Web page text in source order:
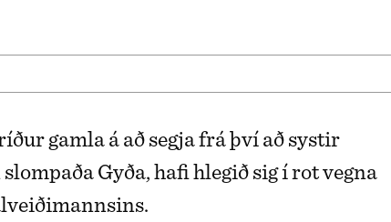
gamla á að segja frá því að systir
Gyða, hafi hlegið sig í rot vegna